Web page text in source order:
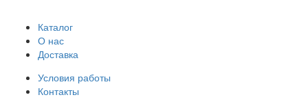
Каталог
О нас
Доставка
Условия работы
Контакты